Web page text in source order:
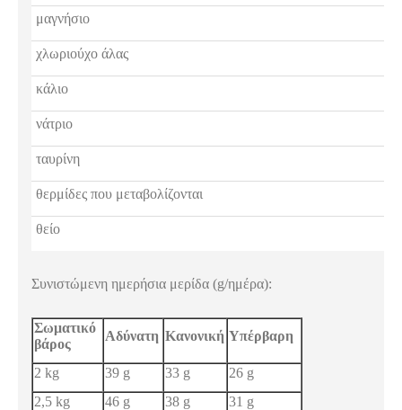
μαγνήσιο
χλωριούχο άλας
κάλιο
νάτριο
ταυρίνη
θερμίδες που μεταβολίζονται
θείο
Συνιστώμενη ημερήσια μερίδα (g/ημέρα):
Σωματικό
βάρος
Αδύνατη Κανονική Υπέρβαρη
2 kg 39 g 33 g
26 g
2,5 kg
46 g 38 g
31 g